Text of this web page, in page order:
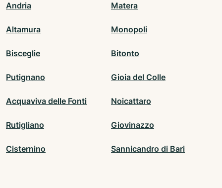
Andria Matera
Altamura Monopoli
Bisceglie Bitonto
Putignano Gioia del Colle
Acquaviva delle Fonti Noicattaro
Rutigliano Giovinazzo
Cisternino Sannicandro di Bari